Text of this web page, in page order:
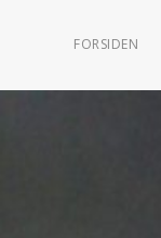
FORSIDEN